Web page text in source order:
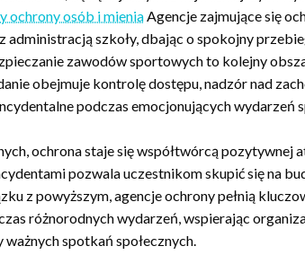
ochrony osób i mieniaAgencje zajmujące się
administracją szkoły, dbając o spokojny
zawodów sportowych to kolejny
obejmuje kontrolę dostępu, nadzór nad
podczas emocjonujących wydarzeń
ochrona staje się współtwórcą pozytywnej
pozwala uczestnikom skupić się na
z powyższym, agencje ochrony pełnią
różnorodnych wydarzeń, wspierając
spotkań społecznych.